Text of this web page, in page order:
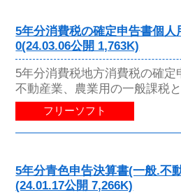
5年分消費税の確定申告書個人
0(24.03.06公開 1,763K)
5年分消費税地方消費税の確定
不動産業、農業用の一般課税
フリーソフト
5年分青色申告決算書(一般.不
(24.01.17公開 7,266K)